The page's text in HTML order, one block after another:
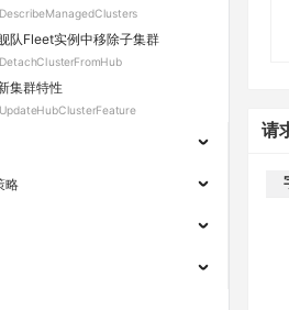
DescribeManagedClusters
队Fleet实例中移除子集群
DetachClusterFromHub
集群特性
UpdateHubClusterFeature
略
请